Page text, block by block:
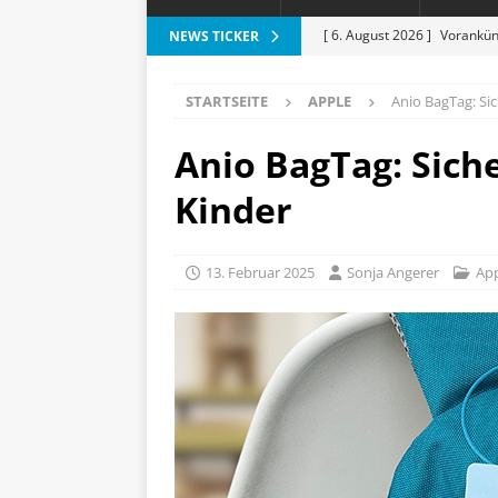
NEWS TICKER [ 6. August 2026 ]
alles?
APPLE
[ 5. August 2026 ]
SMART HOME
[ 7. August 2026 ]
STARTSEITE APPLE Anio BagTag:
Anio BagTag:
Kinder
13. Februar 2025 Sonja Angerer